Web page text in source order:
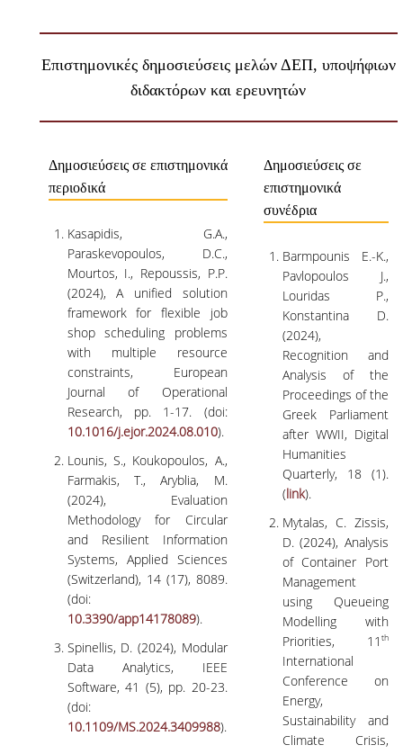
ΑΝΑΚΟΙΝΩΣΕΙΣ ΓΡΑΜΜΑΤΕΙΑΣ
ΠΡΟΚΗΡΥΞΕΙΣ
ΠΡΟΚΗΡΥΞΕΙΣ ΑΠΟΚΤΗΣΗΣ ΑΚΑΔΗΜΑΪΚΗΣ
ΕΜΠΕΙΡΙΑΣ
ΕΚΔΗΛΩΣΕΙΣ
ΕΠΙΚΟΙΝΩΝΙΑ
Επιστημονικές δημοσιεύσεις μελών ΔΕΠ, υποψήφιων
διδακτόρων και ερευνητών
Δημοσιεύσεις σε επιστημονικά
περιοδικά
Kasapidis, G.A.,
Paraskevopoulos, D.C.,
Mourtos, I., Repoussis, P.P.
(2024), A unified solution
framework for flexible job
shop scheduling problems
with multiple resource
constraints, European
Journal of Operational
Research, pp. 1-17. (doi:
10.1016/j.ejor.2024.08.010).
Lounis, S., Koukopoulos, A.,
Farmakis, T., Aryblia, M.
(2024), Evaluation
Methodology for Circular
and Resilient Information
Systems, Applied Sciences
(Switzerland), 14 (17), 8089.
(doi:
10.3390/app14178089).
Spinellis, D. (2024), Modular
Data Analytics, IEEE
Software, 41 (5), pp. 20-23.
(doi:
10.1109/MS.2024.3409988).
Δημοσιεύσεις σε
επιστημονικά
συνέδρια
Barmpounis E.-K.,
Pavlopoulos J.,
Louridas P.,
Konstantina D.
(2024),
Recognition and
Analysis of the
Proceedings of the
Greek Parliament
after WWII, Digital
Humanities
Quarterly, 18 (1).
(link).
Mytalas, C. Zissis,
D. (2024), Analysis
of Container Port
Management
using Queueing
Modelling with
Priorities, 11 th
International
Conference on
Energy,
Sustainability and
Climate Crisis,